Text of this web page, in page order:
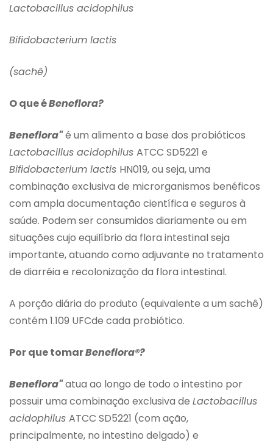
Lactobacillus acidophilus
Bifidobacterium lactis
(sachê)
O que éBeneflora?
Beneflora"é um alimento a base dos probióticos
Lactobacillus acidophilus ATCC SD5221 e
Bifidobacterium lactis HN019, ou seja, uma
combinação exclusiva de microrganismos benéficos
com ampla documentação científica e seguros à
saúde. Podem ser consumidos diariamente ou em
situações cujo equilíbrio da flora intestinal seja
importante, atuando como adjuvante no tratamento
de diarréia e recolonização da flora intestinal.
A porção diária do produto (equivalente a um sachê)
contém 1.109 UFCde cada probiótico.
Por que tomarBeneflora®?
Beneflora"atua ao longo de todo o intestino por
possuir uma combinação exclusiva de Lactobacillus
acidophilus ATCC SD5221 (com ação,
principalmente, no intestino delgado) e